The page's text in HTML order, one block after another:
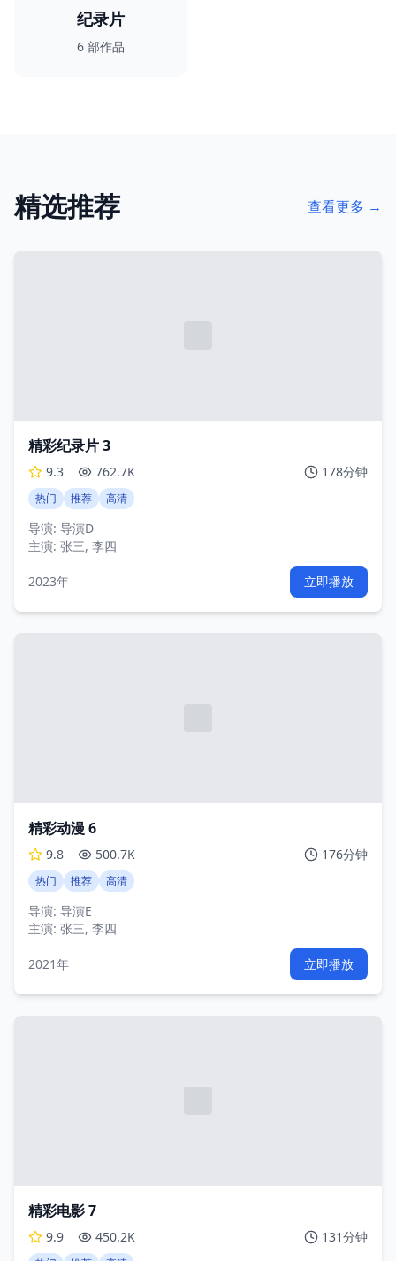
纪录片
6 部作品
精选推荐 查看更多 →
精彩纪录片 3
9.3 762.7K 178分钟
热门 推荐 高清
导演: 导演D
主演: 张三, 李四
2023年 立即播放
精彩动漫 6
9.8 500.7K 176分钟
热门 推荐 高清
导演: 导演E
主演: 张三, 李四
2021年 立即播放
精彩电影 7
9.9 450.2K 131分钟